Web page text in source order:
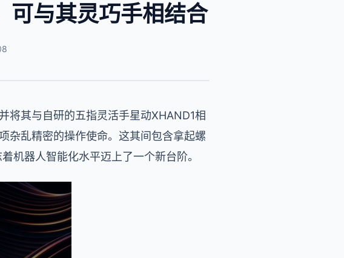
与其灵巧手相结合
将其与自研的五指灵活手星动XHAND1相
杂乱精密的操作使命。这其间包含拿起螺
机器人智能化水平迈上了一个新台阶。